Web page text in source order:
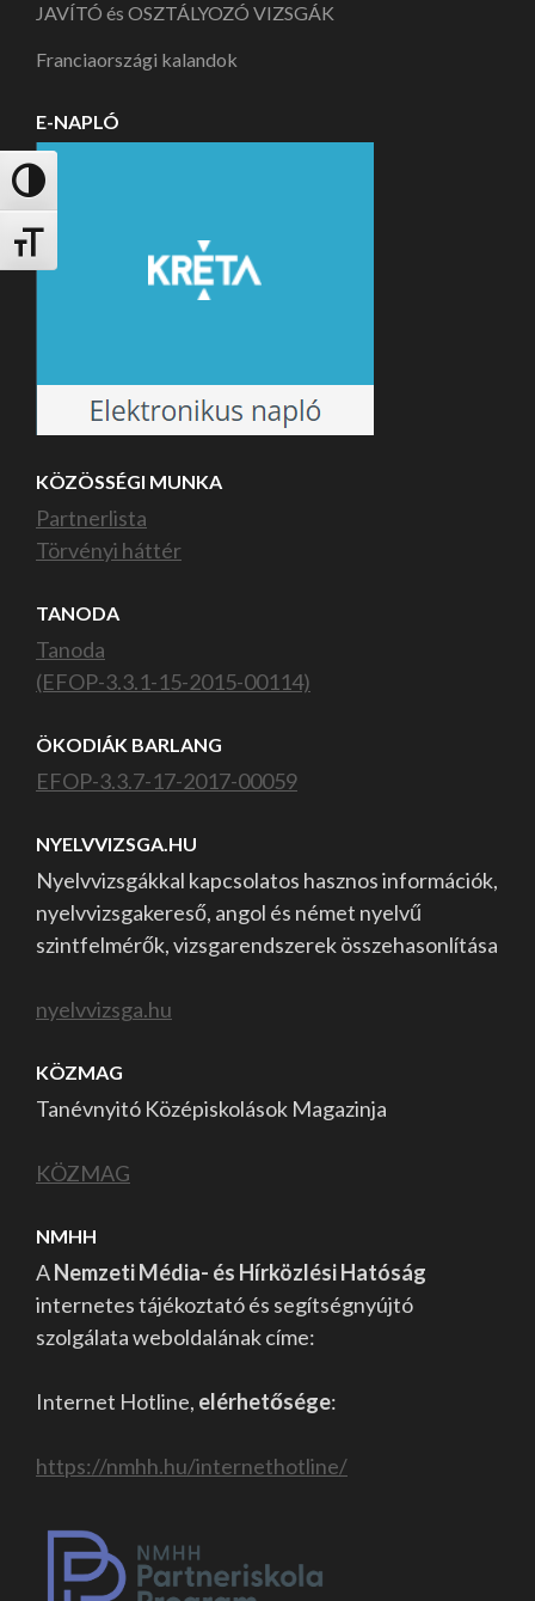
Nagy kontraszt váltása
Betűméret váltása
JAVÍTÓ és OSZTÁLYOZÓ VIZSGÁK
Franciaországi kalandok
E-NAPLÓ
KÖZÖSSÉGI MUNKA
Partnerlista
Törvényi háttér
TANODA
Tanoda
(EFOP-3.3.1-15-2015-00114)
ÖKODIÁK BARLANG
EFOP-3.3.7-17-2017-00059
NYELVVIZSGA.HU
Nyelvvizsgákkal kapcsolatos hasznos információk,
nyelvvizsgakereső, angol és német nyelvű
szintfelmérők, vizsgarendszerek összehasonlítása
nyelvvizsga.hu
KÖZMAG
Tanévnyitó Középiskolások Magazinja
KÖZMAG
NMHH
ANemzeti Média- és Hírközlési Hatóság
internetes tájékoztató és segítségnyújtó
szolgálata weboldalának címe:
Internet Hotline, elérhetősége:
https://nmhh.hu/internethotline/